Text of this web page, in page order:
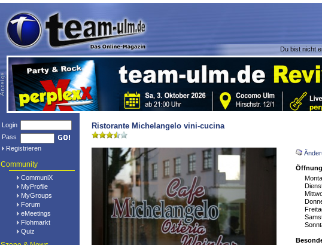
Du bist nicht
Login
Pass
Registrieren
Community
CommuniX
MyProfile
MyGroups
Forum
eMeetings
Flohmarkt
Quiz
Ristorante Michelangelo vini-cucina